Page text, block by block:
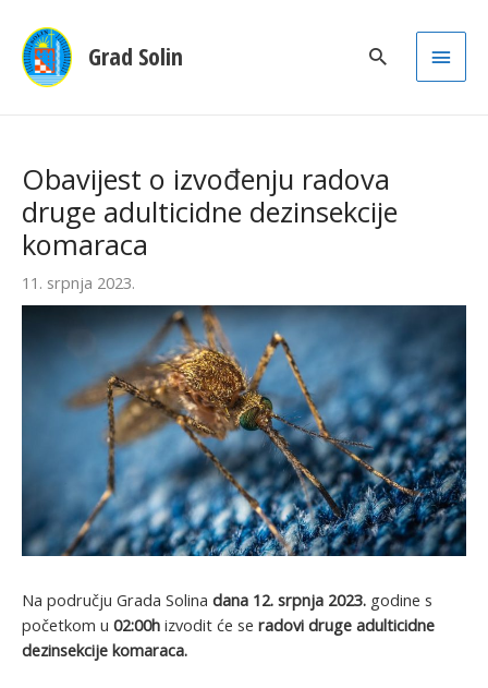
Grad Solin
Main
Obavijest o izvođenju radova
druge adulticidne dezinsekcije
komaraca
11. srpnja 2023.
Na području Grada Solina dana 12. srpnja 2023. godine s
početkom u 02:00h izvodit će se radovi druge adulticidne
dezinsekcije komaraca.